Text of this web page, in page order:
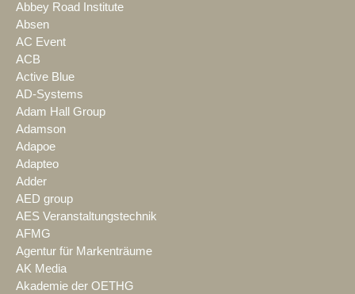
Abbey Road Institute
Absen
AC Event
ACB
Active Blue
AD-Systems
Adam Hall Group
Adamson
Adapoe
Adapteo
Adder
AED group
AES Veranstaltungstechnik
AFMG
Agentur für Markenträume
AK Media
Akademie der OETHG